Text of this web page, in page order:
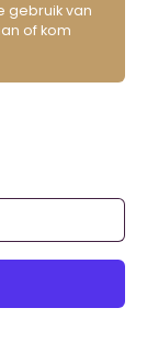
gebruik van
of kom